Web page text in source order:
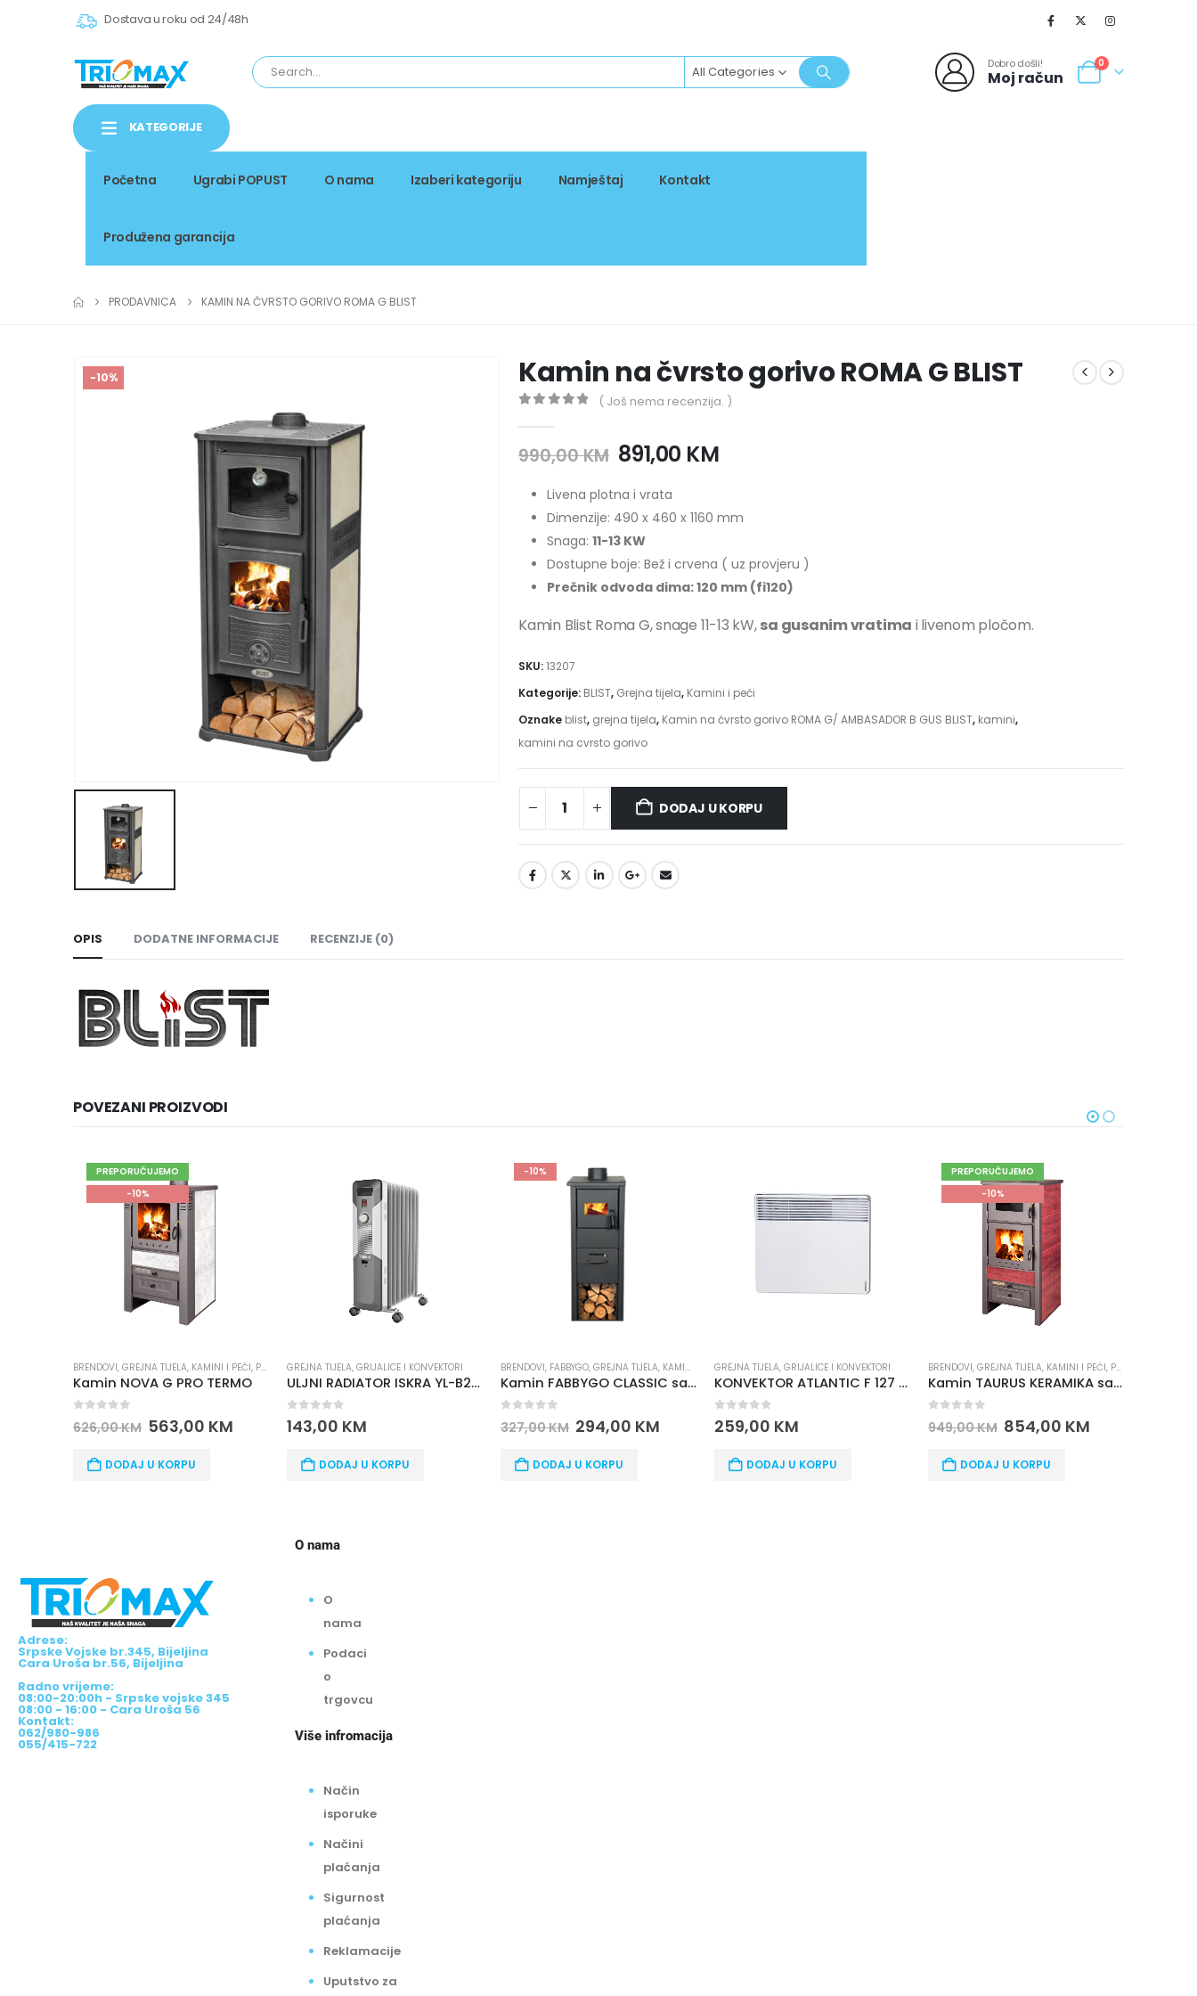
Dostava u roku od 24/48h
All Categories Dobro došli!
Moj račun
0
KATEGORIJE
Početna Ugrabi POPUST O nama Izaberi kategoriju Namještaj Kontakt
Produžena garancija
PRODAVNICA KAMIN NA ČVRSTO GORIVO ROMA G BLIST
-10% Kamin na čvrsto gorivo ROMA G BLIST
( Još nema recenzija. )
990,00KM 891,00 KM
Livena plotna i vrata
Dimenzije: 490 x 460 x 1160 mm
Snaga: 11-13 KW
Dostupne boje: Bež i crvena ( uz provjeru )
Prečnik odvoda dima: 120 mm (fi120)
Kamin Blist Roma G, snage 11-13 kW,sa gusanim vratima i livenom pločom.
SKU:13207
Kategorije: BLIST, Grejna tijela, Kamini i peći
Oznake blist, grejna tijela, Kamin na čvrsto gorivo ROMA G/ AMBASADOR B GUS BLIST, kamini,
kamini na cvrsto gorivo
DODAJ U KORPU
OPIS DODATNE INFORMACIJE RECENZIJE (0)
POVEZANI PROIZVODI
KAMINI I PEĆI,PRO TERMO
G PRO TERMO
KM
GREJNA TIJELA,GRIJALICE I KONVEKTORI
ULJNI RADIATOR ISKRA YL-B28-9
out of 5
143,00KM
DODAJ U KORPU
BRENDOVI, FABBYGO,GREJNA TIJELA,KAMINI I PEĆI
Kamin FABBYGO CLASSIC sa staklom
327,00 KM
DODAJ U KORPU
GREJNA TIJELA,GRIJALICE I KONVEKTORI
KONVEKTOR ATLANTIC F 127 1500 W
out of 5
259,00KM
DODAJ U KORPU
-10%
BRENDOVI, GREJNA TIJELA KAMINI I PEĆI,PRO TERMO
Kamin TAURUS KERAMIKA sa rernom PRO TERMO
949,00 KM
DODAJ U KORPU
GREJNA TIJELA,GRIJALICE I KONVEKTORI
out of 5
111,00KM
DODAJ U KORPU
Adrese:
Srpske Vojske br.345, Bijeljina
Cara Uroša br.56, Bijeljina
Radno vrijeme:
08:00-20:00h - Srpske vojske 345
08:00 - 16:00 - Cara Uroša 56
Kontakt:
062/980-986
055/415-722
O nama
O
nama
Podaci
o
trgovcu
Više infromacija
Način
isporuke
Načini
plaćanja
Sigurnost
plaćanja
Reklamacije
Uputstvo za